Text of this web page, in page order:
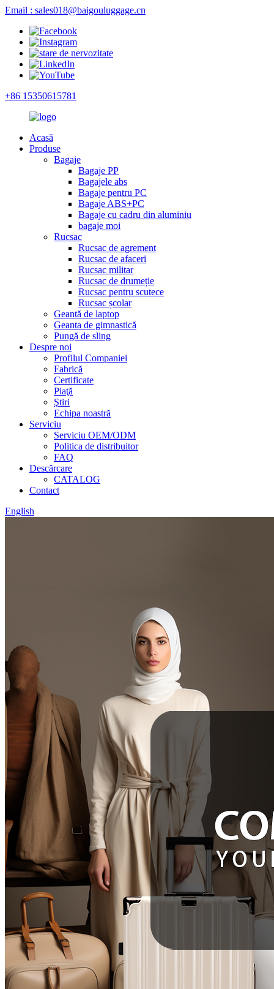
Email : sales018@baigouluggage.cn
+86 15350615781
Acasă
Produse
Bagaje
Bagaje PP
Bagajele abs
Bagaje pentru PC
Bagaje ABS+PC
Bagaje cu cadru din aluminiu
bagaje moi
Rucsac
Rucsac de agrement
Rucsac de afaceri
Rucsac militar
Rucsac de drumeție
Rucsac pentru scutece
Rucsac școlar
Geantă de laptop
Geanta de gimnastică
Pungă de sling
Despre noi
Profilul Companiei
Fabrică
Certificate
Piaţă
Ştiri
Echipa noastră
Serviciu
Serviciu OEM/ODM
Politica de distribuitor
FAQ
Descărcare
CATALOG
Contact
English